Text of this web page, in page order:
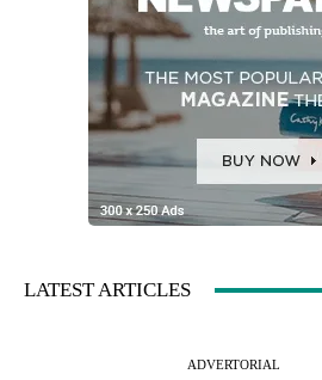
LATEST ARTICLES
ADVERTORIAL